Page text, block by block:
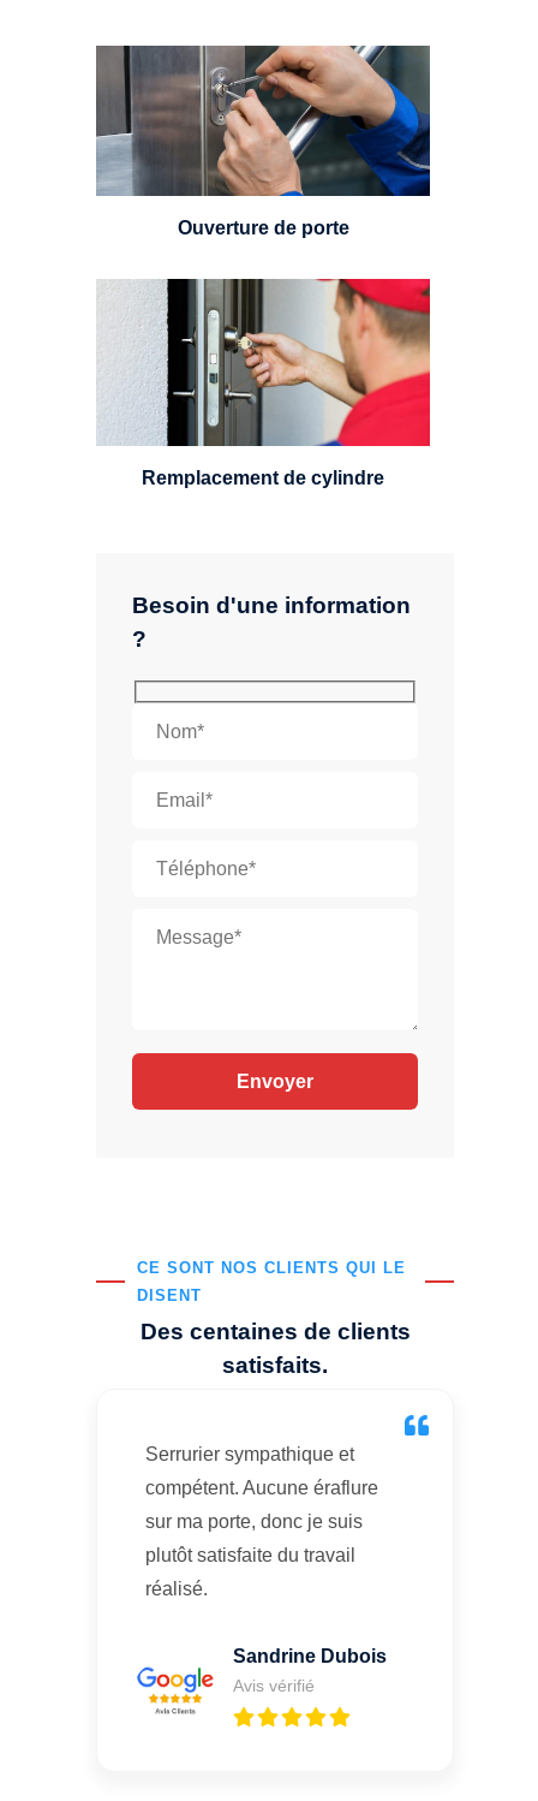
Besoin d'une information
?
CE SONT NOS CLIENTS QUI LE
DISENT
Des centaines de clients
satisfaits.
Serrurier sympathique et
compétent. Aucune éraflure
sur ma porte, donc je suis
plutôt satisfaite du travail
réalisé.
Sandrine Dubois
Avis vérifié
Vous avez perdu vos clés ou la
porte s'est refermée derrière vous
? Un serrurier est disponible
24h/7.
Ouverture de porte
Un serrurier sera en mesure de
choisir et remplacer un cylindre
standard, à 5 leviers ou à 3
leviers, Mul-T-Lock ou encore
multipoints.
Remplacement de cylindre